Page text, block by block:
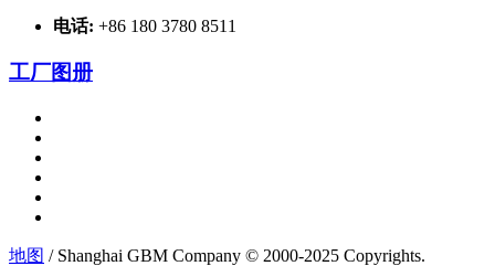
电话: +86 180 3780 8511
工厂图册
地图 / Shanghai GBM Company © 2000-2025 Copyrights.